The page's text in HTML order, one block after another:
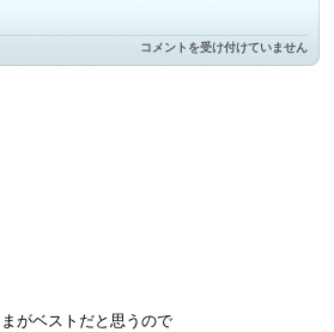
最
近
コメントを受け付けていません
がベストだと思うので